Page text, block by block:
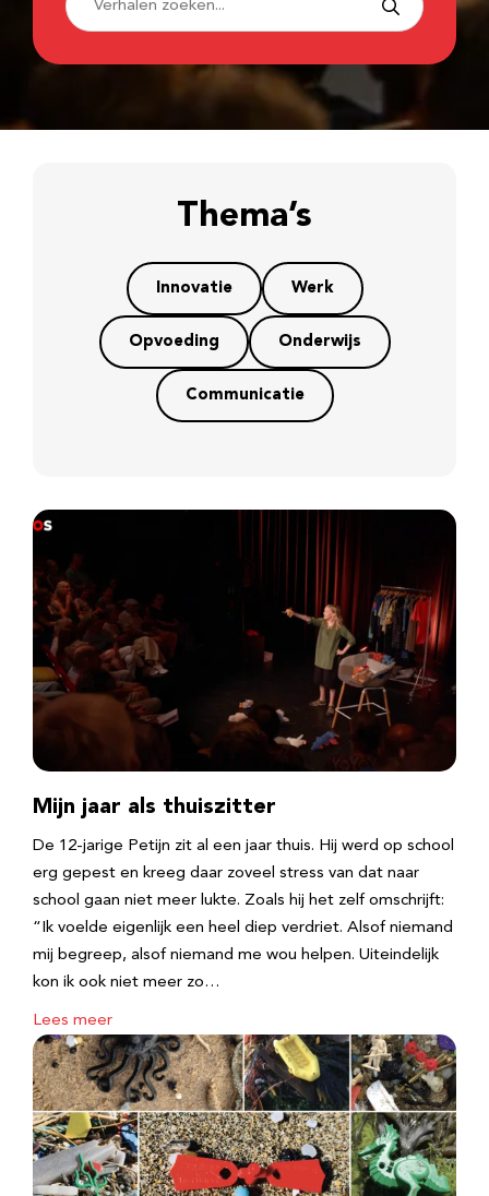
Thema’s
Innovatie Werk
Opvoeding Onderwijs
Communicatie
Mijn jaar als thuiszitter
De 12-jarige Petijn zit al een jaar thuis. Hij werd op school
erg gepest en kreeg daar zoveel stress van dat naar
school gaan niet meer lukte. Zoals hij het zelf omschrijft:
“Ik voelde eigenlijk een heel diep verdriet. Alsof niemand
mij begreep, alsof niemand me wou helpen. Uiteindelijk
kon ik ook niet meer zo…
Lees meer